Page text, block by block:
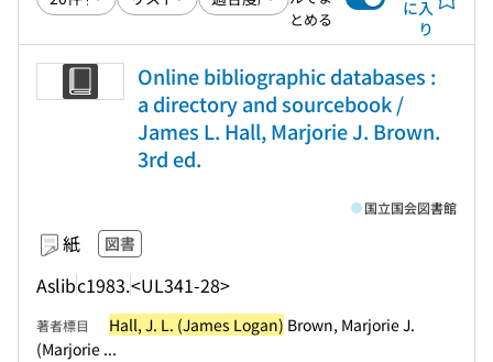
とめる
に入
り
Online bibliographic databases :
a directory and sourcebook /
James L. Hall, Marjorie J. Brown.
3rd ed.
紙 図書
Aslibc1983.<UL341-28>
国立国会図書館
著者標目 Hall, J. L. (James Logan) Brown, Marjorie J.
(Marjorie ...